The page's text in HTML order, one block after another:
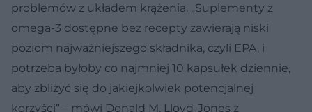
problemów z układem krążenia. „Suplementy z
omega-3 dostępne bez recepty zawierają niski
poziom najważniejszego składnika, czyli EPA, i
potrzeba byłoby co najmniej 10 kapsułek dziennie,
aby zbliżyć się do jakiejkolwiek potencjalnej
korzyści” – mówi Donald M. Lloyd-Jones z